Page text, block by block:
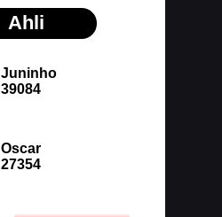
Ahli
Juninho
39084
Oscar
27354